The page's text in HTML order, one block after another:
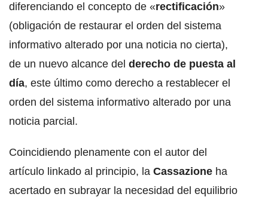
diferenciando el concepto de «rectificación»
(obligación de restaurar el orden del sistema
informativo alterado por una noticia no cierta),
de un nuevo alcance del derecho de puesta al
día, este último como derecho a restablecer el
orden del sistema informativo alterado por una
noticia parcial.
Coincidiendo plenamente con el autor del
artículo linkado al principio, la Cassazione ha
acertado en subrayar la necesidad del equilibrio